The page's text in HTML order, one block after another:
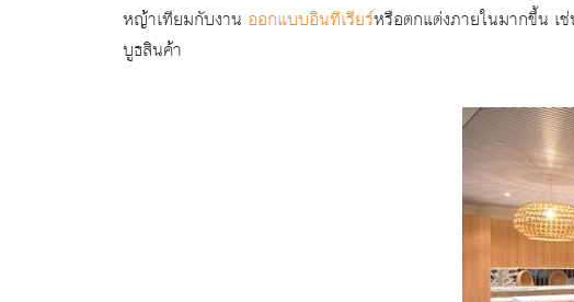
หญ้าเทียมกับงาน ออกแบบอินทีเรียร์หรือตกแต่งภายในมากขึ้น เ
บูธสินค้า